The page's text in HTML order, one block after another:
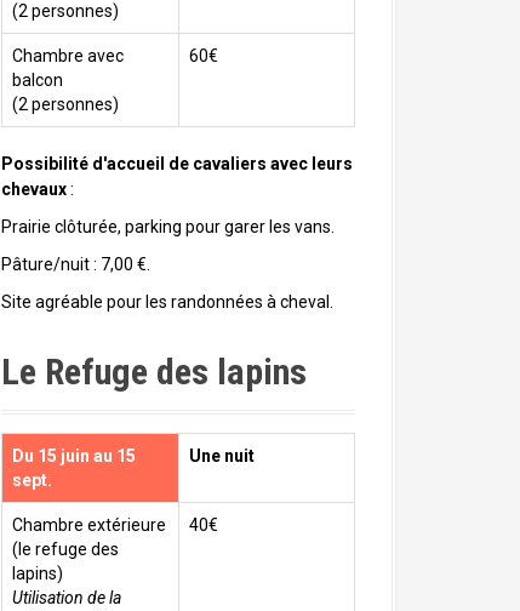
(2 personnes)
Chambre avec
balcon
(2 personnes)
60€
Possibilité d'accueil de cavaliers avec leurs
chevaux:
Prairie clôturée, parking pour garer les vans.
Pâture/nuit : 7,00 €.
Site agréable pour les randonnées à cheval.
Le Refuge des lapins
Du 15 juin au 15
sept.
Une nuit
Chambre extérieure
(le refuge des
lapins)
Utilisation de la
40€